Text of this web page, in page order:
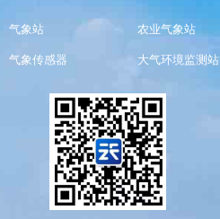
气象站 农业气象站
气象传感器 大气环境监测站